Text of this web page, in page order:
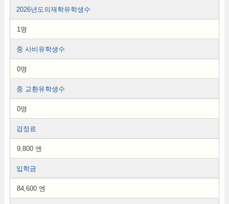
2026년도의재학유학생수
1명
중 사비유학생수
0명
중 교환유학생수
0명
검정료
9,800 엔
입학금
84,600 엔